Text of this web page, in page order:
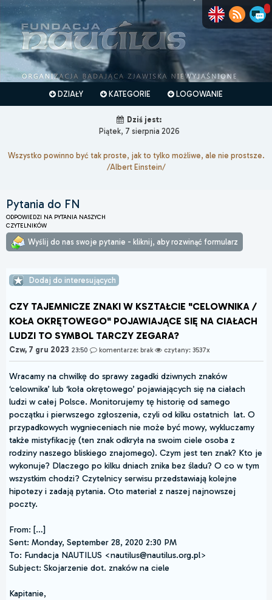
DZIAŁY KATEGORIE LOGOWANIE
Dziś jest:
Piątek, 7 sierpnia 2026
Wszystko powinno być tak proste, jak to tylko możliwe, ale nie prostsze.
/Albert Einstein/
Pytania do FN
ODPOWIEDZI NA PYTANIA NASZYCH
CZYTELNIKÓW
Wyślij do nas swoje pytanie - kliknij, aby rozwinąć formularz
Dodaj do interesujących
CZY TAJEMNICZE ZNAKI W KSZTAŁCIE "CELOWNIKA /
KOŁA OKRĘTOWEGO" POJAWIAJĄCE SIĘ NA CIAŁACH
LUDZI TO SYMBOL TARCZY ZEGARA?
Czw, 7 gru 2023 23:50 komentarze: brak czytany: 3537x
Wracamy na chwilkę do sprawy zagadki dziwnych znaków
‘celownika’ lub ‘koła okrętowego’ pojawiających się na ciałach
ludzi w całej Polsce. Monitorujemy tę historię od samego
początku i pierwszego zgłoszenia, czyli od kilku ostatnich lat. O
przypadkowych wygnieceniach nie może być mowy, wykluczamy
także mistyfikację (ten znak odkryła na swoim ciele osoba z
rodziny naszego bliskiego znajomego). Czym jest ten znak? Kto je
wykonuje? Dlaczego po kilku dniach znika bez śladu? O co w tym
wszystkim chodzi? Czytelnicy serwisu przedstawiają kolejne
hipotezy i zadają pytania. Oto materiał z naszej najnowszej
poczty.
From: […]
Sent: Monday, September 28, 2020 2:30 PM
To: Fundacja NAUTILUS <nautilus@nautilus.org.pl>
Subject: Skojarzenie dot. znaków na ciele
Kapitanie,